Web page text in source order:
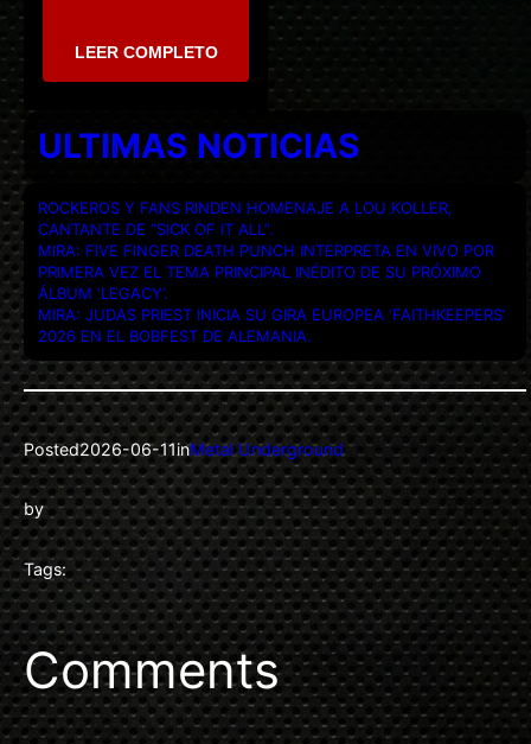
LEER COMPLETO
ULTIMAS NOTICIAS
ROCKEROS Y FANS RINDEN HOMENAJE A LOU KOLLER,
CANTANTE DE “SICK OF IT ALL”.
MIRA: FIVE FINGER DEATH PUNCH INTERPRETA EN VIVO POR
PRIMERA VEZ EL TEMA PRINCIPAL INÉDITO DE SU PRÓXIMO
ÁLBUM ‘LEGACY’.
MIRA: JUDAS PRIEST INICIA SU GIRA EUROPEA ‘FAITHKEEPERS’
2026 EN EL BOBFEST DE ALEMANIA.
Posted2026-06-11inMetal Underground
by
Tags:
Comments